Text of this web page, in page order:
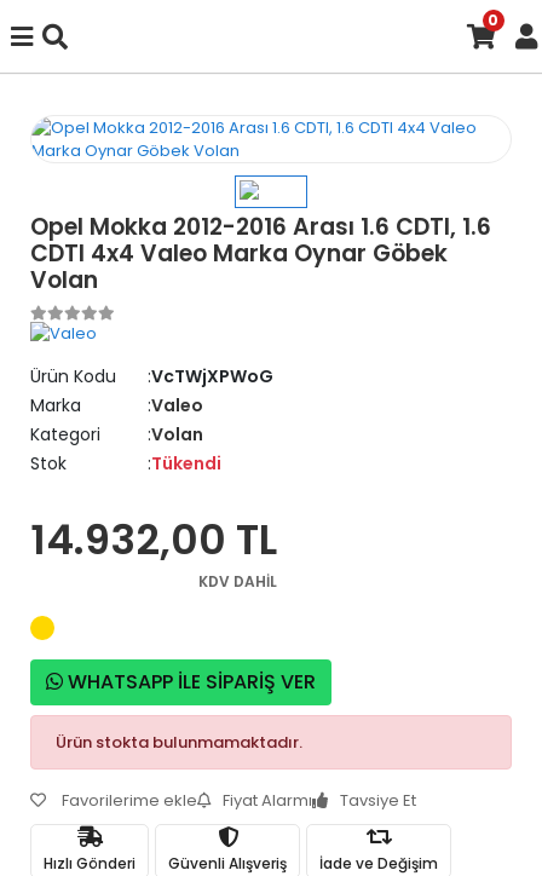
0
Opel Mokka 2012-2016 Arası 1.6 CDTI, 1.6
CDTI 4x4 Valeo Marka Oynar Göbek
Volan
Ürün Kodu
VcTWjXPWoG
Marka
Valeo
Kategori
Volan
Stok
Tükendi
14.932,00 TL
KDV DAHİL
WHATSAPP İLE SİPARİŞ VER
Ürün stokta bulunmamaktadır.
Favorilerime ekle Fiyat Alarmı Tavsiye Et
Hızlı Gönderi Güvenli Alışveriş İade ve Değişim